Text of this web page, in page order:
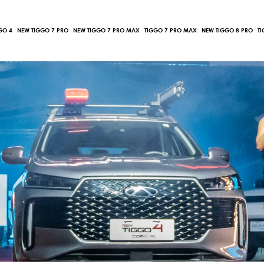
4 NEW TIGGO 7 PRO NEW TIGGO 7 PRO MAX TIGGO 7 PRO MAX NEW TIGGO 8 PRO